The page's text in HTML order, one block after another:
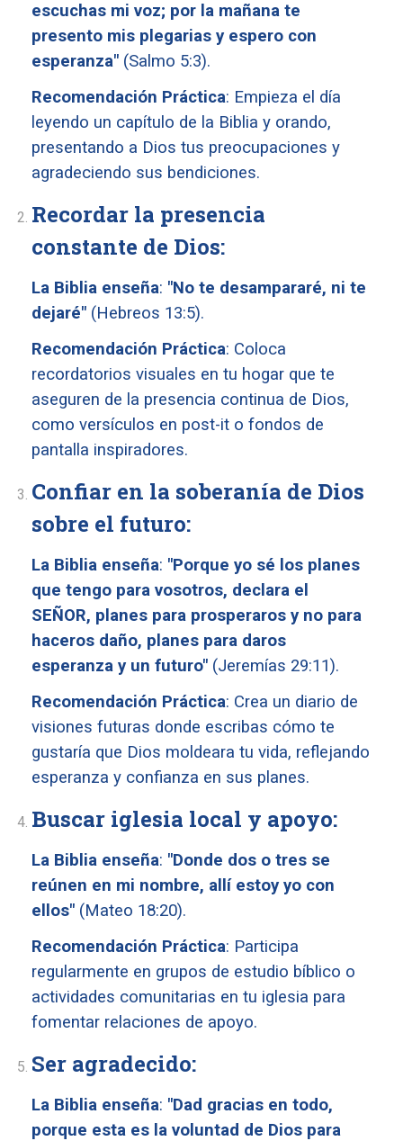
escuchas mi voz; por la mañana te
presento mis plegarias y espero con
esperanza" (Salmo 5:3).
Recomendación Práctica: Empieza el día
leyendo un capítulo de la Biblia y orando,
presentando a Dios tus preocupaciones y
agradeciendo sus bendiciones.
Recordar la presencia
constante de Dios:
La Biblia enseña: "No te desampararé, ni te
dejaré" (Hebreos 13:5).
Recomendación Práctica: Coloca
recordatorios visuales en tu hogar que te
aseguren de la presencia continua de Dios,
como versículos en post-it o fondos de
pantalla inspiradores.
Confiar en la soberanía de Dios
sobre el futuro:
La Biblia enseña: "Porque yo sé los planes
que tengo para vosotros, declara el
SEÑOR, planes para prosperaros y no para
haceros daño, planes para daros
esperanza y un futuro" (Jeremías 29:11).
Recomendación Práctica: Crea un diario de
visiones futuras donde escribas cómo te
gustaría que Dios moldeara tu vida, reflejando
esperanza y confianza en sus planes.
Buscar iglesia local y apoyo:
La Biblia enseña: "Donde dos o tres se
reúnen en mi nombre, allí estoy yo con
ellos" (Mateo 18:20).
Recomendación Práctica: Participa
regularmente en grupos de estudio bíblico o
actividades comunitarias en tu iglesia para
fomentar relaciones de apoyo.
Ser agradecido:
La Biblia enseña: "Dad gracias en todo,
porque esta es la voluntad de Dios para